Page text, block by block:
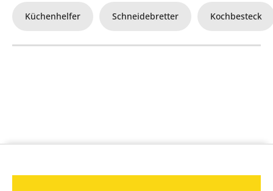
Küchenhelfer Schneidebretter Kochbesteck